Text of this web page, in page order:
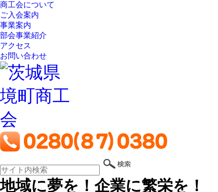
商工会について
ご入会案内
事業案内
部会事業紹介
アクセス
お問い合わせ
地域に夢を！企業に繁栄を